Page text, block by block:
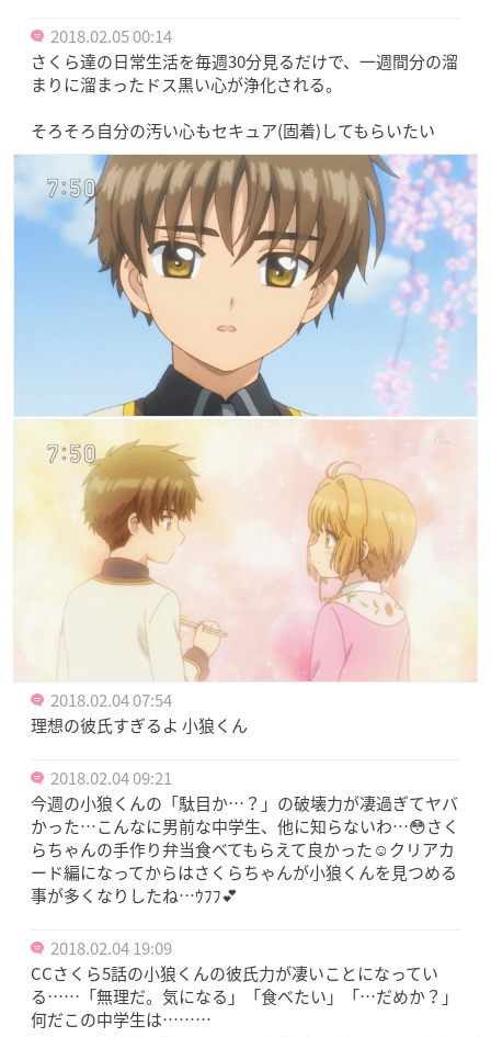
2018.02.05 00:14
さくら達の日常生活を毎週30分見るだけで、一週間分の溜
まりに溜まったドス黒い心が浄化される。
そろそろ自分の汚い心もセキュア(固着)してもらいたい
2018.02.04 07:54
理想の彼氏すぎるよ 小狼くん
2018.02.04 09:21
今週の小狼くんの「駄目か…？」の破壊力が凄過ぎてヤバ
かった…こんなに男前な中学生、他に知らないわ…😳さく
らちゃんの手作り弁当食べてもらえて良かった☺️クリアカ
ード編になってからはさくらちゃんが小狼くんを見つめる
事が多くなりしたね…ｳﾌﾌ💕
2018.02.04 19:09
CCさくら5話の小狼くんの彼氏力が凄いことになってい
る……「無理だ。気になる」「食べたい」「…だめか？」
何だこの中学生は………